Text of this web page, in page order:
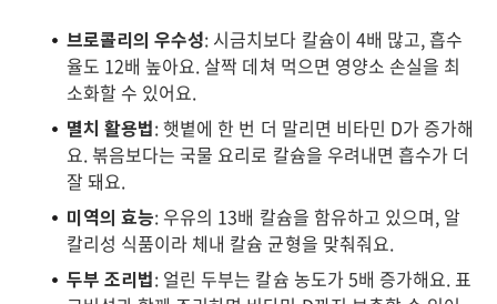
브로콜리의 우수성: 시금치보다 칼슘이 4배 많고, 흡수
율도 12배 높아요. 살짝 데쳐 먹으면 영양소 손실을 최
소화할 수 있어요.
멸치 활용법: 햇볕에 한 번 더 말리면 비타민 D가 증가해
요. 볶음보다는 국물 요리로 칼슘을 우려내면 흡수가 더
잘 돼요.
미역의 효능: 우유의 13배 칼슘을 함유하고 있으며, 알
칼리성 식품이라 체내 칼슘 균형을 맞춰줘요.
두부 조리법: 얼린 두부는 칼슘 농도가 5배 증가해요. 표